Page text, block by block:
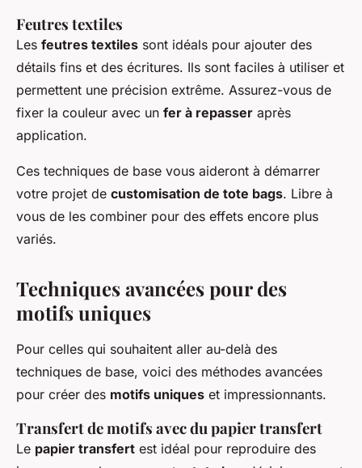
Feutres textiles
Les feutres textiles sont idéals pour ajouter des
détails fins et des écritures. Ils sont faciles à utiliser et
permettent une précision extrême. Assurez-vous de
fixer la couleur avec un fer à repasser après
application.
Ces techniques de base vous aideront à démarrer
votre projet de customisation de tote bags. Libre à
vous de les combiner pour des effets encore plus
variés.
Techniques avancées pour des
motifs uniques
Pour celles qui souhaitent aller au-delà des
techniques de base, voici des méthodes avancées
pour créer des motifs uniques et impressionnants.
Transfert de motifs avec du papier transfert
Le papier transfert est idéal pour reproduire des